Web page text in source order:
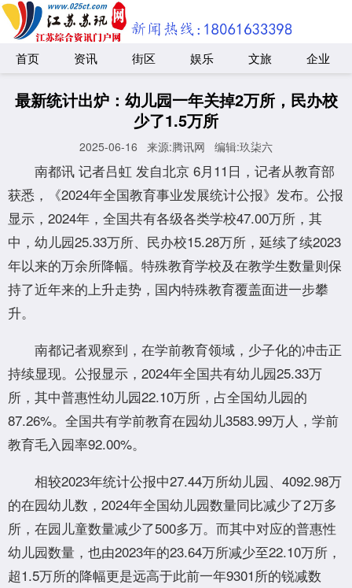
首页 资讯 街区 娱乐 文旅 企业
最新统计出炉：幼儿园一年关掉2万所，民办校
少了1.5万所
2025-06-16 来源:腾讯网 编辑:玖柒六
南都讯 记者吕虹 发自北京 6月11日，记者从教育部
获悉，《2024年全国教育事业发展统计公报》发布。公报
显示，2024年，全国共有各级各类学校47.00万所，其
中，幼儿园25.33万所、民办校15.28万所，延续了续2023
年以来的万余所降幅。特殊教育学校及在教学生数量则保
持了近年来的上升走势，国内特殊教育覆盖面进一步攀
升。
南都记者观察到，在学前教育领域，少子化的冲击正
持续显现。公报显示，2024年全国共有幼儿园25.33万
所，其中普惠性幼儿园22.10万所，占全国幼儿园的
87.26%。全国共有学前教育在园幼儿3583.99万人，学前
教育毛入园率92.00%。
相较2023年统计公报中27.44万所幼儿园、4092.98万
的在园幼儿数，2024年全国幼儿园数量同比减少了2万多
所，在园儿童数量减少了500多万。而其中对应的普惠性
幼儿园数量，也由2023年的23.64万所减少至22.10万所，
超1.5万所的降幅更是远高于此前一年9301所的锐减数